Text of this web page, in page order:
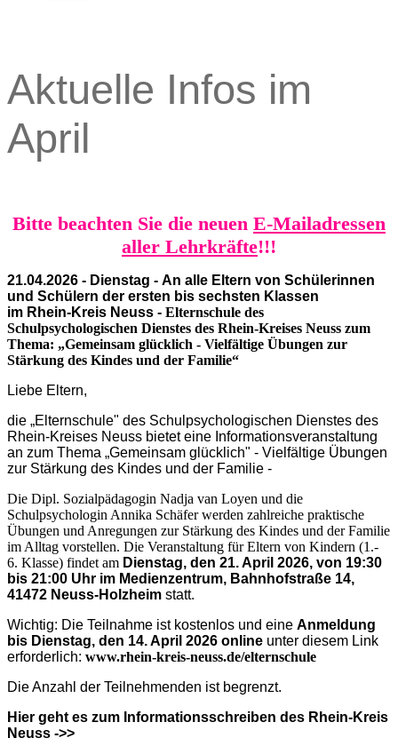
Aktuelle Infos im
April
Bitte beachten Sie die neuen E-Mailadressen
aller Lehrkräfte!!!
21.04.2026 - Dienstag - An alle Eltern von Schülerinnen
und Schülern der ersten bis sechsten Klassen
im Rhein-Kreis Neuss - Elternschule des
Schulpsychologischen Dienstes des Rhein-Kreises Neuss zum
Thema: „Gemeinsam glücklich - Vielfältige Übungen zur
Stärkung des Kindes und der Familie“
Liebe Eltern,
die „Elternschule" des Schulpsychologischen Dienstes des
Rhein-Kreises Neuss bietet eine Informationsveranstaltung
an zum Thema „Gemeinsam glücklich" - Vielfältige Übungen
zur Stärkung des Kindes und der Familie -
Die Dipl. Sozialpädagogin Nadja van Loyen und die
Schulpsychologin Annika Schäfer werden zahlreiche praktische
Übungen und Anregungen zur Stärkung des Kindes und der Familie
im Alltag vorstellen. Die Veranstaltung für Eltern von Kindern (1.-
6. Klasse) findet am Dienstag, den 21. April 2026, von 19:30
bis 21:00 Uhr im Medienzentrum, Bahnhofstraße 14,
41472 Neuss-Holzheim statt.
Wichtig: Die Teilnahme ist kostenlos und eine Anmeldung
bis Dienstag, den 14. April 2026 online unter diesem Link
erforderlich: www.rhein-kreis-neuss.de/elternschule
Die Anzahl der Teilnehmenden ist begrenzt.
Hier geht es zum Informationsschreiben des Rhein-Kreis
Neuss ->>